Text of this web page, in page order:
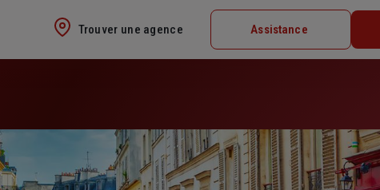
Trouver une agence Assistance